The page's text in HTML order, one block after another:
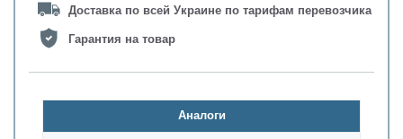
Доставка по всей Украине по тарифам перевозчика
Гарантия на товар
Аналоги